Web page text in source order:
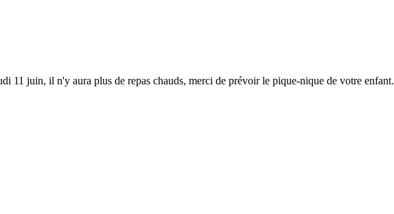
11 juin, il n'y aura plus de repas chauds, merci de prévoir le pique-nique de votre enfant.